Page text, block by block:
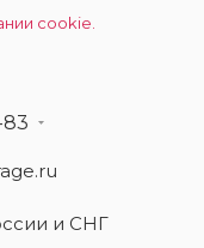
cookie.
и СНГ